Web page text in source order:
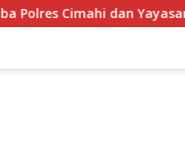
Ultra Jadi Korban